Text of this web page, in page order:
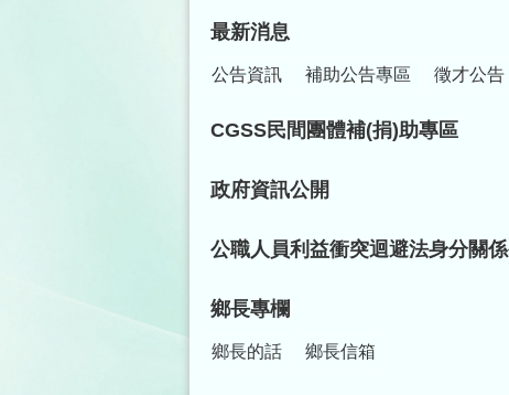
最新消息
公告資訊 補助公告專區 徵才公告
CGSS民間團體補(捐)助專區
政府資訊公開
公職人員利益衝突迴避法身分關
鄉長專欄
鄉長的話 鄉長信箱